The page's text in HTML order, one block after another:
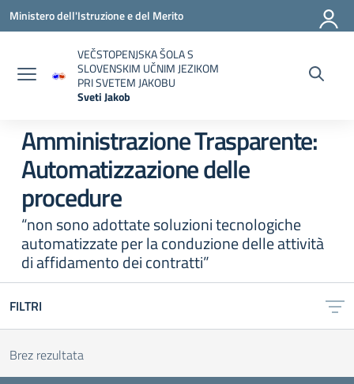
Vai ai contenuti
Vai al menu di navigazione
Vai al footer
Ministero dell'Istruzione e del Merito
VEČSTOPENJSKA ŠOLA S
SLOVENSKIM UČNIM JEZIKOM
PRI SVETEM JAKOBU
Sveti Jakob
Amministrazione Trasparente:
Automatizzazione delle
procedure
“non sono adottate soluzioni tecnologiche
automatizzate per la conduzione delle attività
di affidamento dei contratti”
FILTRI
Brez rezultata